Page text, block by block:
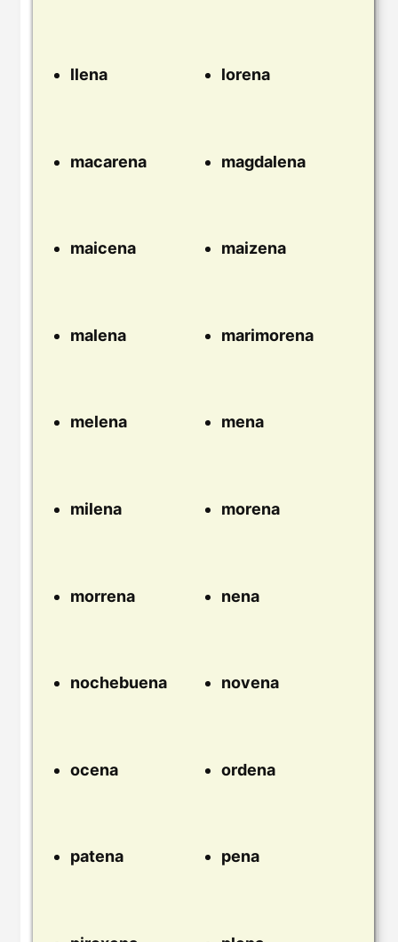
llena lorena
macarena magdalena
maicena maizena
malena marimorena
melena mena
milena morena
morrena nena
nochebuena novena
ocena ordena
patena pena